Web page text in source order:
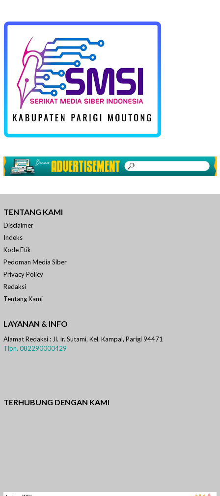
TENTANG KAMI
Disclaimer
Indeks
Kode Etik
Pedoman Media Siber
Privacy Policy
Redaksi
Tentang Kami
LAYANAN & INFO
Alamat Redaksi : Jl. Ir. Sutami, Kel. Kampal, Parigi 94471
Tlpn. 082290000429
TERHUBUNG DENGAN KAMI